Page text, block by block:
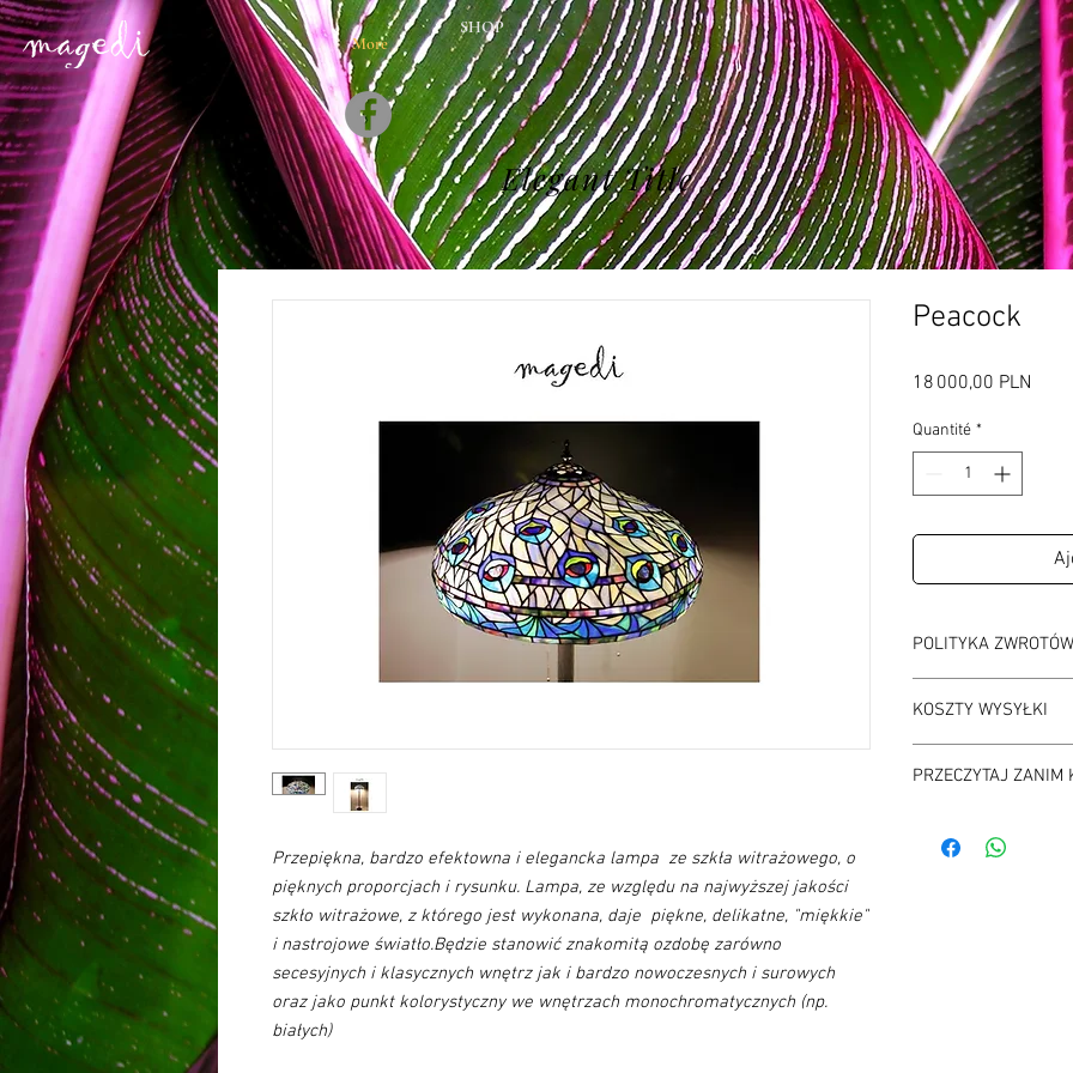
More
SHOP
Elegant Title
Przepiękna, bardzo efektowna i elegancka lampa ze szkła witrażowego, o
pięknych proporcjach i rysunku. Lampa, ze względu na najwyższej jakości
szkło witrażowe, z którego jest wykonana, daje piękne, delikatne, "miękkie"
i nastrojowe światło.Będzie stanowić znakomitą ozdobę zarówno
secesyjnych i klasycznych wnętrz jak i bardzo nowoczesnych i surowych
oraz jako punkt kolorystyczny we wnętrzach monochromatycznych (np.
białych)
Peacock
18 000,00 PLN
Quantité *
POLITYKA ZWROTÓW
Koszt zwrotu: na
magedi edward
Ulica Jagielońska 52
KOSZTY WYSYŁKI
na ten temat w
PRZECZYTAJ ZANIM
skontaktowanie się z